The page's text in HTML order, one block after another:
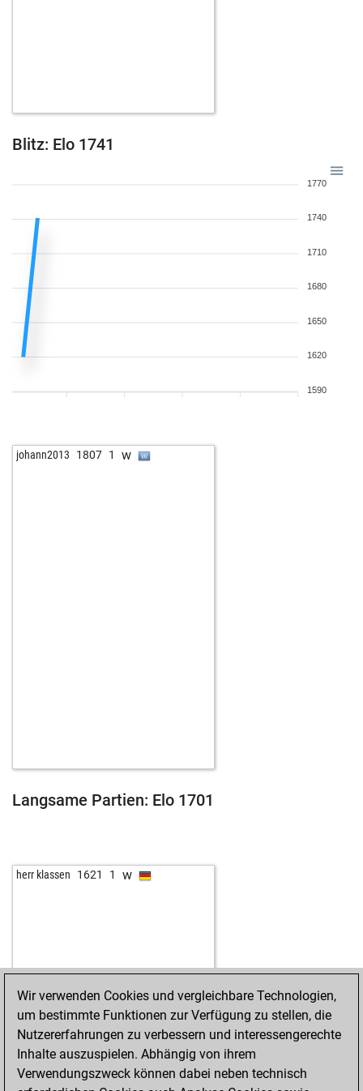
Blitz: Elo 1741
1770
1740
1710
1680
1650
1620
1590
johann2013 1807 1 w
Langsame Partien: Elo 1701
herr klassen 1621 1 w
Wir verwenden Cookies und vergleichbare Technologien,
um bestimmte Funktionen zur Verfügung zu stellen, die
Nutzererfahrungen zu verbessern und interessengerechte
Inhalte auszuspielen. Abhängig von ihrem
Verwendungszweck können dabei neben technisch